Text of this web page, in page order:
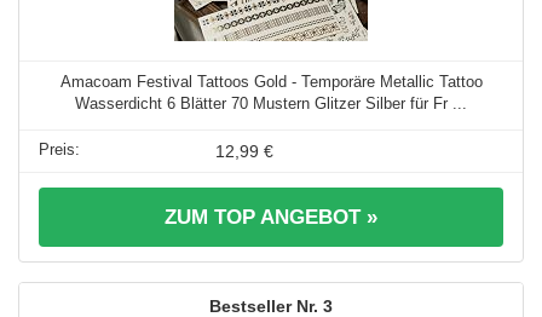
Amacoam Festival Tattoos Gold - Temporäre Metallic Tattoo
Wasserdicht 6 Blätter 70 Mustern Glitzer Silber für Fr ...
12,99 €
ZUM TOP ANGEBOT »
3